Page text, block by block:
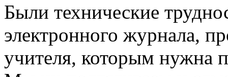
Были технические
электронного журнала,
учителя, которым нужна